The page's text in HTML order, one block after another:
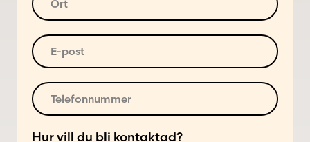
e
s
*
n
m
m
r
*
r
*
E
-
o
s
*
T
e
e
Hur vill du bli kontaktad?